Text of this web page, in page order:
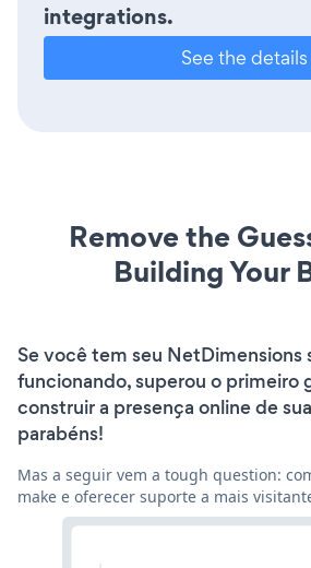
integrations.
See the details
Remove the
Building Your
Se você tem seu NetDimensions
funcionando, superou o primeiro
construir a presença online de
parabéns!
Mas a seguir vem a tough question:
make e oferecer suporte a mais